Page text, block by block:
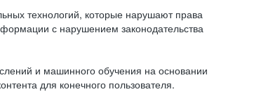
технологий, которые нарушают права
с нарушением законодательства
и машинного обучения на основании
для конечного пользователя.